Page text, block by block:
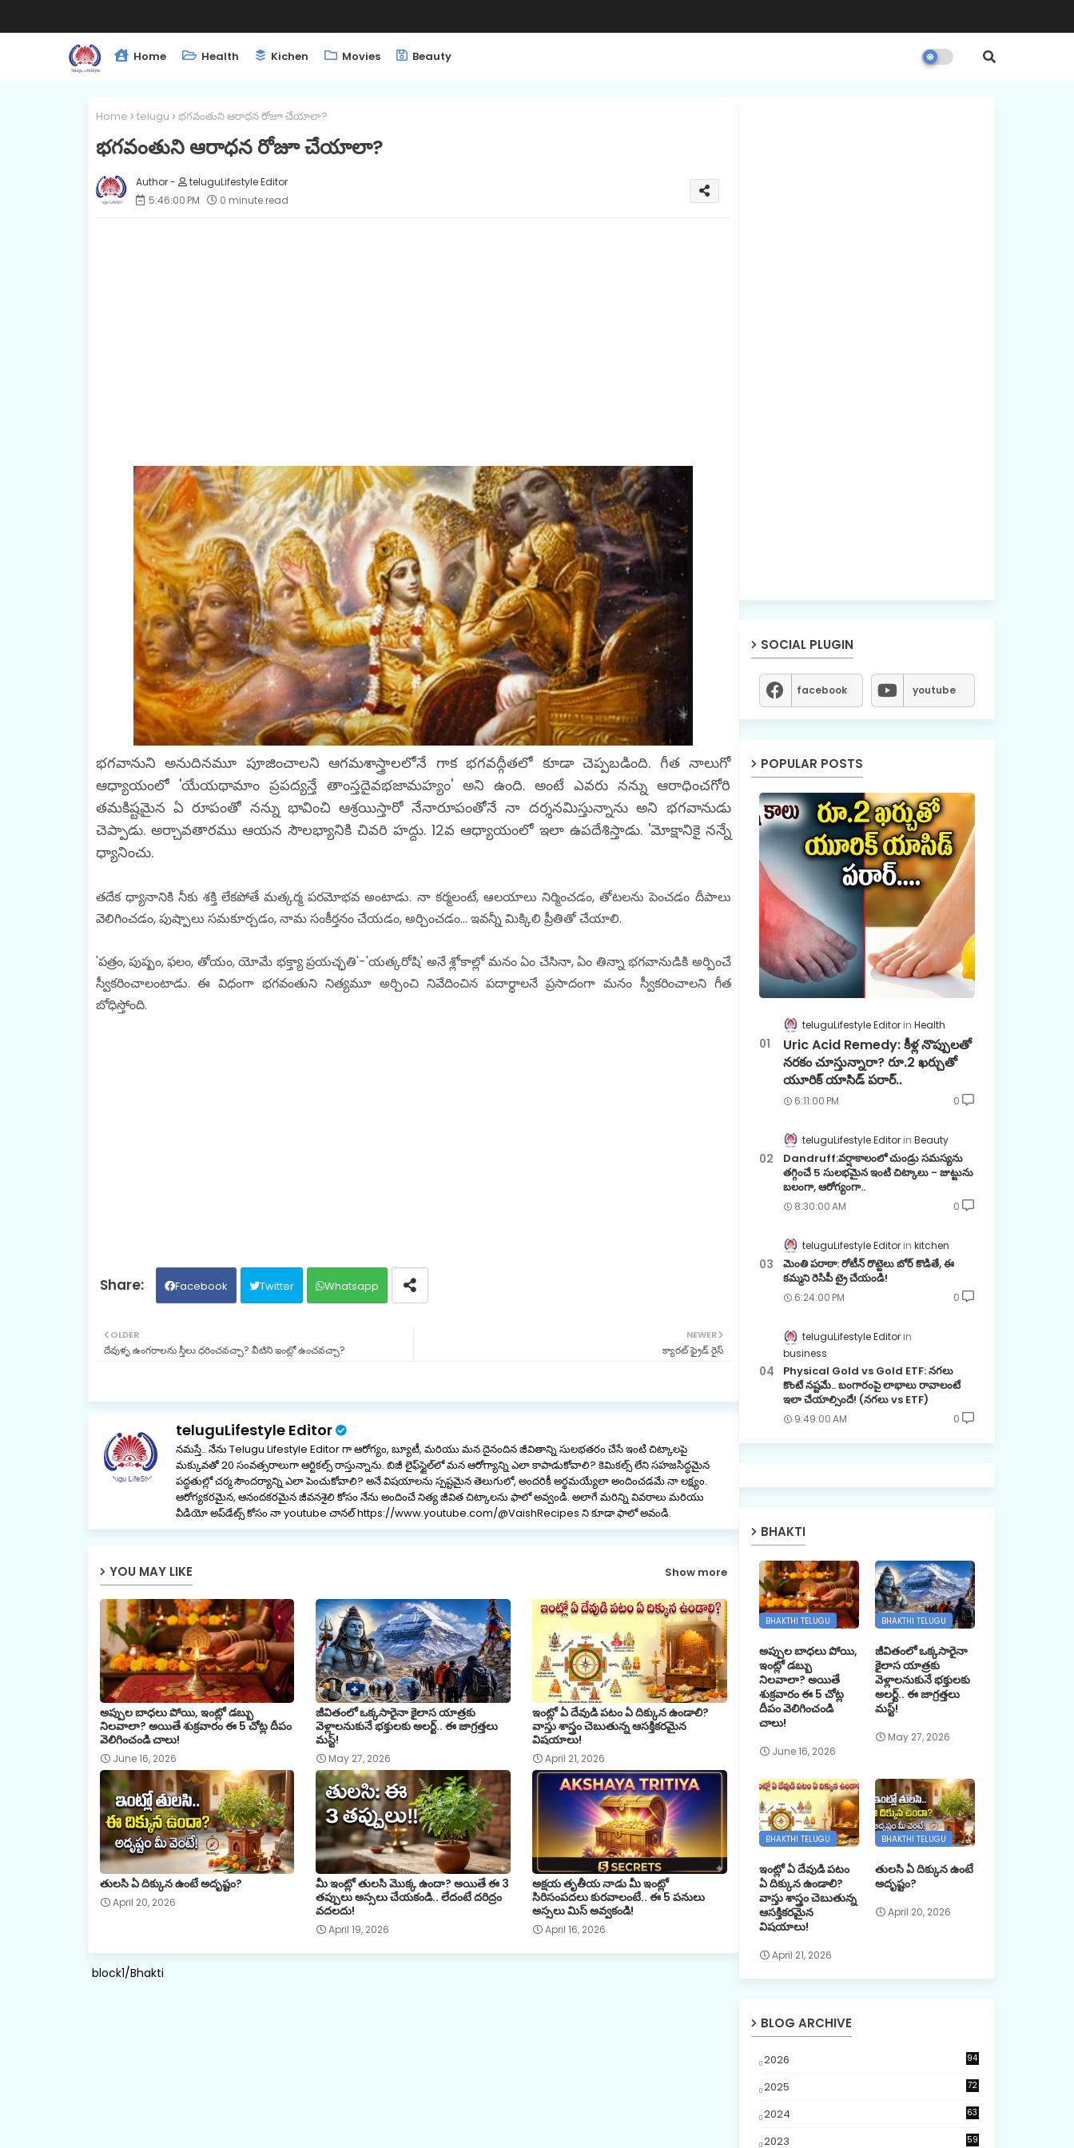
Home Health Kichen Movies Beauty
Home telugu భగవంతుని ఆరాధన రోజూ చేయాలా?
భగవంతుని ఆరాధన రోజూ చేయాలా?
teluguLifestyle Editor
5:46:00 PM
0 minute read
భగవానుని అనుదినమూ పూజించాలని ఆగమశాస్త్రాలలోనే గాక భగవద్గీతలో కూడా చెప్పబడింది. గీత నాలుగో
ఆధ్యాయంలో 'యేయథామాం ప్రపద్యన్తే తాంస్తదైవభజామహ్యం' అని ఉంది. అంటే ఎవరు నన్ను ఆరాధించగోరి
తమకిష్టమైన ఏ రూపంతో నన్ను భావించి ఆశ్రయిస్తారో నేనారూపంతోనే నా దర్శనమిస్తున్నాను అని భగవానుడు
చెప్పాడు. అర్చావతారము ఆయన సౌలభ్యానికి చివరి హద్దు. 12వ ఆధ్యాయంలో ఇలా ఉపదేశిస్తాడు. 'మోక్షానికై నన్నే
ధ్యానించు.
తదేక ధ్యానానికి నీకు శక్తి లేకపోతే మత్కర్మ పరమోభవ అంటాడు. నా కర్మలంటే, ఆలయాలు నిర్మించడం, తోటలను పెంచడం దీపాలు
వెలిగించడం, పుష్పాలు సమకూర్చడం, నామ సంకీర్తనం చేయడం, అర్చించడం... ఇవన్నీ మిక్కిలి ప్రీతితో చేయాలి.
'పత్రం, పుష్పం, ఫలం, తోయం, యోమే భక్త్యా ప్రయచ్ఛతి'-'యత్కరోషి' అనే శ్లోకాల్లో మనం ఏం చేసినా, ఏం తిన్నా భగవానుడికి అర్పించే
స్వీకరించాలంటాడు. ఈ విధంగా భగవంతుని నిత్యమూ అర్చించి నివేదించిన పదార్థాలనే ప్రసాదంగా మనం స్వీకరించాలని గీత
బోధిస్తోంది.
Facebook Twitter Whatsapp
NEWER
క్యారట్ ఫ్రైడ్ రైస్
OLDER
దేవుళ్ళ ఉంగరాలను స్త్రీలు ధరించవచ్చా? వీటిని ఇంట్లో ఉంచవచ్చా?
teluguLifestyle Editor
నమస్తే.. నేను Telugu Lifestyle Editor గా ఆరోగ్యం, బ్యూటీ, మరియు మన దైనందిన జీవితాన్ని సులభతరం చేసే ఇంటి చిట్కాలపై
మక్కువతో 20 సంవత్సరాలుగా ఆర్టికల్స్ రాస్తున్నాను. బిజీ లైఫ్‌స్టైల్‌లో మన ఆరోగ్యాన్ని ఎలా కాపాడుకోవాలి? కెమికల్స్ లేని సహజసిద్ధమైన
పద్ధతుల్లో చర్మ సౌందర్యాన్ని ఎలా పెంచుకోవాలి? అనే విషయాలను స్పష్టమైన తెలుగులో, అందరికీ అర్థమయ్యేలా అందించడమే నా లక్ష్యం.
ఆరోగ్యకరమైన, ఆనందకరమైన జీవనశైలి కోసం నేను అందించే నిత్య జీవిత చిట్కాలను ఫాలో అవ్వండి. అలాగే మరిన్ని వివరాలు మరియు
వీడియో అప్‌డేట్స్ కోసం నా youtube చానల్ https://www.youtube.com/@VaishRecipes ని కూడా ఫాలో అవండి.
YOU MAY LIKE Show more
అప్పుల బాధలు పోయి, ఇంట్లో డబ్బు
నిలవాలా? అయితే శుక్రవారం ఈ 5 చోట్ల దీపం
వెలిగించండి చాలు!
June 16, 2026
జీవితంలో ఒక్కసారైనా కైలాస యాత్రకు
వెళ్లాలనుకునే భక్తులకు అలర్ట్.. ఈ జాగ్రత్తలు
మస్ట్!
May 27, 2026
ఇంట్లో ఏ దేవుడి పటం ఏ దిక్కున ఉండాలి?
వాస్తు శాస్త్రం చెబుతున్న ఆసక్తికరమైన
విషయాలు!
April 21, 2026
తులసి ఏ దిక్కున ఉంటే అదృష్టం?
April 20, 2026
మీ ఇంట్లో తులసి మొక్క ఉందా? అయితే ఈ 3
తప్పులు అస్సలు చేయకండి.. లేదంటే దరిద్రం
వదలదు!
April 19, 2026
అక్షయ తృతీయ నాడు మీ ఇంట్లో
సిరిసంపదలు కురవాలంటే.. ఈ 5 పనులు
అస్సలు మిస్ అవ్వకండి!
April 16, 2026
block1/Bhakti
SOCIAL PLUGIN
facebook youtube
POPULAR POSTS
teluguLifestyle Editor Health
Uric Acid Remedy: కీళ్ల నొప్పులతో
నరకం చూస్తున్నారా? రూ.2 ఖర్చుతో
యూరిక్ యాసిడ్ పరార్..
6:11:00 PM 0
teluguLifestyle Editor Beauty
Dandruff:వర్షాకాలంలో చుండ్రు సమస్యను
తగ్గించే 5 సులభమైన ఇంటి చిట్కాలు - జుట్టును
బలంగా, ఆరోగ్యంగా..
8:30:00 AM 0
teluguLifestyle Editor kitchen
మెంతి పరాఠా: రోటీన్ రొట్టెలు బోర్ కొడితే, ఈ
కమ్మని రెసిపీ ట్రై చేయండి!
6:24:00 PM 0
teluguLifestyle Editor
business
Physical Gold vs Gold ETF: నగలు
కొంటే నష్టమే.. బంగారంపై లాభాలు రావాలంటే
ఇలా చేయాల్సిందే! (నగలు vs ETF)
9:49:00 AM 0
BHAKTI
BHAKTHI TELUGU
అప్పుల బాధలు పోయి,
ఇంట్లో డబ్బు
నిలవాలా? అయితే
శుక్రవారం ఈ 5 చోట్ల
దీపం వెలిగించండి
చాలు!
June 16, 2026
BHAKTHI TELUGU
జీవితంలో ఒక్కసారైనా
కైలాస యాత్రకు
వెళ్లాలనుకునే భక్తులకు
అలర్ట్.. ఈ జాగ్రత్తలు
మస్ట్!
May 27, 2026
BHAKTHI TELUGU
ఇంట్లో ఏ దేవుడి పటం
ఏ దిక్కున ఉండాలి?
వాస్తు శాస్త్రం చెబుతున్న
ఆసక్తికరమైన
విషయాలు!
April 21, 2026
BHAKTHI TELUGU
తులసి ఏ దిక్కున ఉంటే
అదృష్టం?
April 20, 2026
BLOG ARCHIVE
2026
94
2025
72
2024 63
2023
59